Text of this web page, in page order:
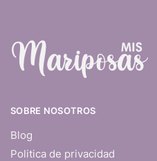
SOBRE NOSOTROS
Blog
Politica de privacidad